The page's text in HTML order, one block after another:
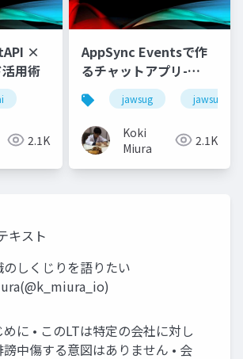
×
用術
2.1K
AppSync Eventsで作
るチャットアプリ-
Amplifyを使わずに-
jawsug
Koki
Miura
2.1K
キスト
のしくじりを語りたい
めに • このLTは特定の会社に対し
謗中傷する意図はありません • 会